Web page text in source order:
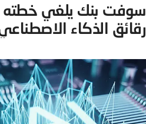
سوفت بنك يلغي خطته
رقائق الذكاء